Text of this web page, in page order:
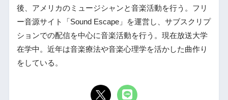
後、アメリカのミュージシャンと音楽活動を行う。フリ
ー音源サイト「Sound Escape」を運営し、サブスクリプ
ションでの配信を中心に音楽活動を行う。現在放送大学
在学中。近年は音楽療法や音楽心理学を活かした曲作り
をしている。